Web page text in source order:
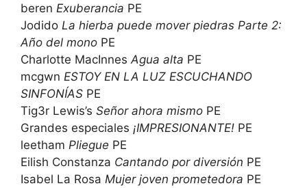
beren Exuberancia PE
Jodido La hierba puede mover piedras Parte 2:
Año del mono PE
Charlotte MacInnes Agua alta PE
mcgwn ESTOY EN LA LUZ ESCUCHANDO
SINFONÍAS PE
Tig3r Lewis’s Señor ahora mismo PE
Grandes especiales ¡IMPRESIONANTE! PE
leetham Pliegue PE
Eilish Constanza Cantando por diversión PE
Isabel La Rosa Mujer joven prometedora PE